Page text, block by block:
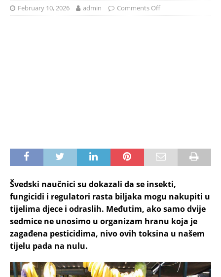
February 10, 2026 admin Comments Off
Švedski naučnici su dokazali da se insekti,
fungicidi i regulatori rasta biljaka mogu nakupiti u
tijelima djece i odraslih. Međutim, ako samo dvije
sedmice ne unosimo u organizam hranu koja je
zagađena pesticidima, nivo ovih toksina u našem
tijelu pada na nulu.